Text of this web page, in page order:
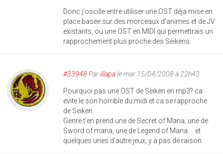
Donc j'oscille entre utiliser une OST déja mise en
place basée sur des morceaux d'animes et de JV
existants, ou une OST en MIDI qui permettrais un
rapprochement plus proche des Seikens.
#33948Parillapale mar 15/04/2008 à 22h43
Pourquoi pas une OST de Seiken en mp3? ca
évite le son horrible du midi et ca se rapproche
de Seiken.
Genre t'en prend une de Secret of Mana, une de
Sword of mana, une de Legend of Mana.... et
quelques unes d'autre jeux, y a pas de raison.